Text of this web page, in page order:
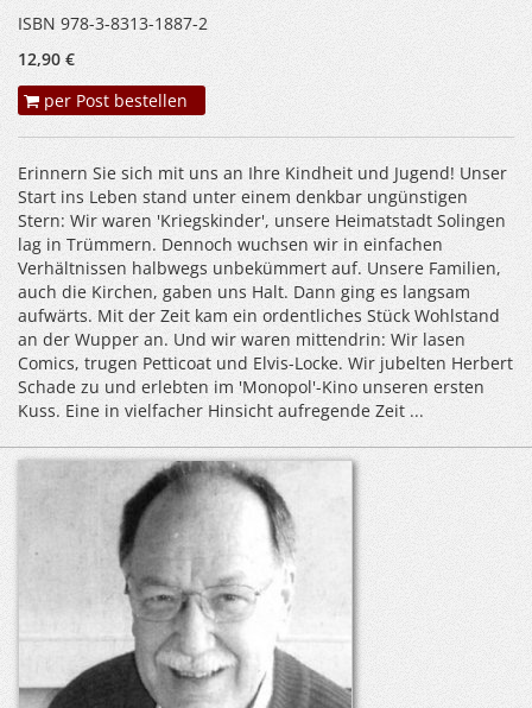
ISBN 978-3-8313-1887-2
12,90 €
per Post bestellen
Erinnern Sie sich mit uns an Ihre Kindheit und Jugend! Unser
Start ins Leben stand unter einem denkbar ungünstigen
Stern: Wir waren 'Kriegskinder', unsere Heimatstadt Solingen
lag in Trümmern. Dennoch wuchsen wir in einfachen
Verhältnissen halbwegs unbekümmert auf. Unsere Familien,
auch die Kirchen, gaben uns Halt. Dann ging es langsam
aufwärts. Mit der Zeit kam ein ordentliches Stück Wohlstand
an der Wupper an. Und wir waren mittendrin: Wir lasen
Comics, trugen Petticoat und Elvis-Locke. Wir jubelten Herbert
Schade zu und erlebten im 'Monopol'-Kino unseren ersten
Kuss. Eine in vielfacher Hinsicht aufregende Zeit ...